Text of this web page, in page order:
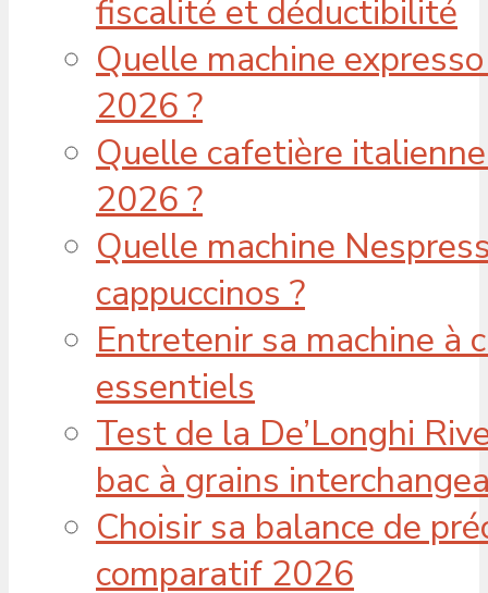
fiscalité et déductibilité
Quelle machine
2026 ?
Quelle cafetière
2026 ?
Quelle machine
cappuccinos ?
Entretenir sa machine à
essentiels
Test de la De’Longhi
bac à grains
Choisir sa balance de
comparatif 2026